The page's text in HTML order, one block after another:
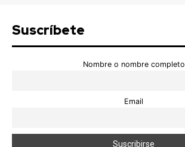
Suscríbete
Nombre o nombre completo
Email